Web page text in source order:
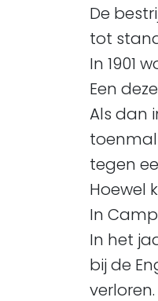
De
tot
In 1901
Een
Als dan
tegen
Hoewel
In
In het
bij de